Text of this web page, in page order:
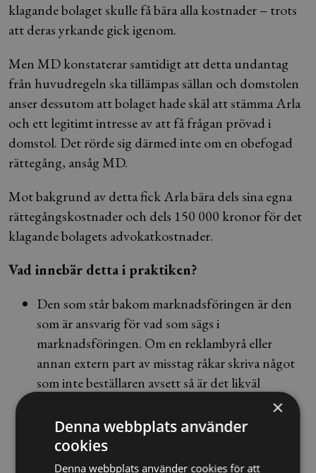
klagande bolaget skulle få bära alla kostnader – trots
att deras yrkande gick igenom.
Men MD konstaterar samtidigt att detta undantag
från huvudregeln ska tillämpas sällan och domstolen
anser dessutom att bolaget hade skäl att stämma Arla
och ett legitimt intresse av att få frågan prövad i
domstol. Det rörde sig därmed inte om en obefogad
rättegång, ansåg MD.
Mot bakgrund av detta fick Arla bära dels sina egna
rättegångskostnader och dels 150 000 kronor för det
klagande bolagets advokatkostnader.
Vad innebär detta i praktiken?
Den som står bakom marknadsföringen är den
som är ansvarig för vad som sägs i
marknadsföringen. Om en reklambyrå eller
annan extern part av misstag råkar skriva något
som inte beställaren avsett så är det likväl
beställaren som bär risken för de ekonomiska
effekter (vitesförbud, skadestånd och liknande)
som kan uppkomma.
×
Denna webbplats använder
cookies
Denna webbplats använder cookies för att